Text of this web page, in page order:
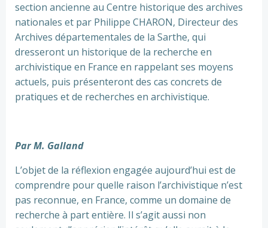
section ancienne au Centre historique des archives
nationales et par Philippe CHARON, Directeur des
Archives départementales de la Sarthe, qui
dresseront un historique de la recherche en
archivistique en France en rappelant ses moyens
actuels, puis présenteront des cas concrets de
pratiques et de recherches en archivistique.
Par M. Galland
L’objet de la réflexion engagée aujourd’hui est de
comprendre pour quelle raison l’archivistique n’est
pas reconnue, en France, comme un domaine de
recherche à part entière. Il s’agit aussi non